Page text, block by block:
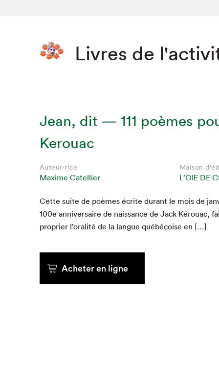
Que
Livres de
Jean, dit — 111 poèmes
Kerouac
Auteur·rice
Maxime Catellier
Maison
L’OIE DE
Cette suite de poèmes écrite durant le mois de
100e anniver­saire de nais­sance de Jack Kérouac,
pro­prier l’oralité de la langue québé­coise en […]
Acheter en ligne